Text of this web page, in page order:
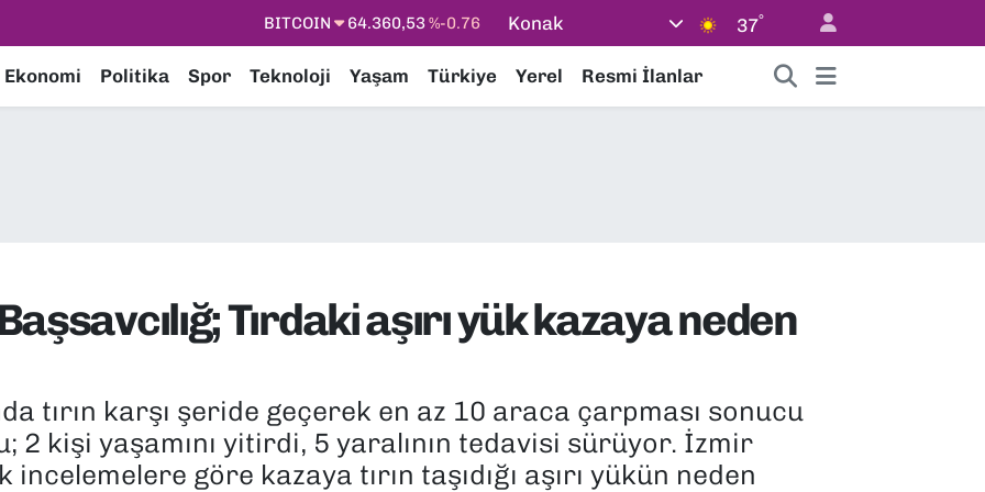
DOLAR 47,7069%0.17
EURO
55,0265%0.01
STERLİN
64,1897%0.02
Konak 37°
Ekonomi Politika Spor Teknoloji Yaşam Türkiye Yerel Resmi İlanlar
Tırdaki aşırı yük kazaya neden
tırın karşı şeride geçerek en az 10 araca çarpması sonucu
2 kişi yaşamını yitirdi, 5 yaralının tedavisi sürüyor. İzmir
incelemelere göre kazaya tırın taşıdığı aşırı yükün neden